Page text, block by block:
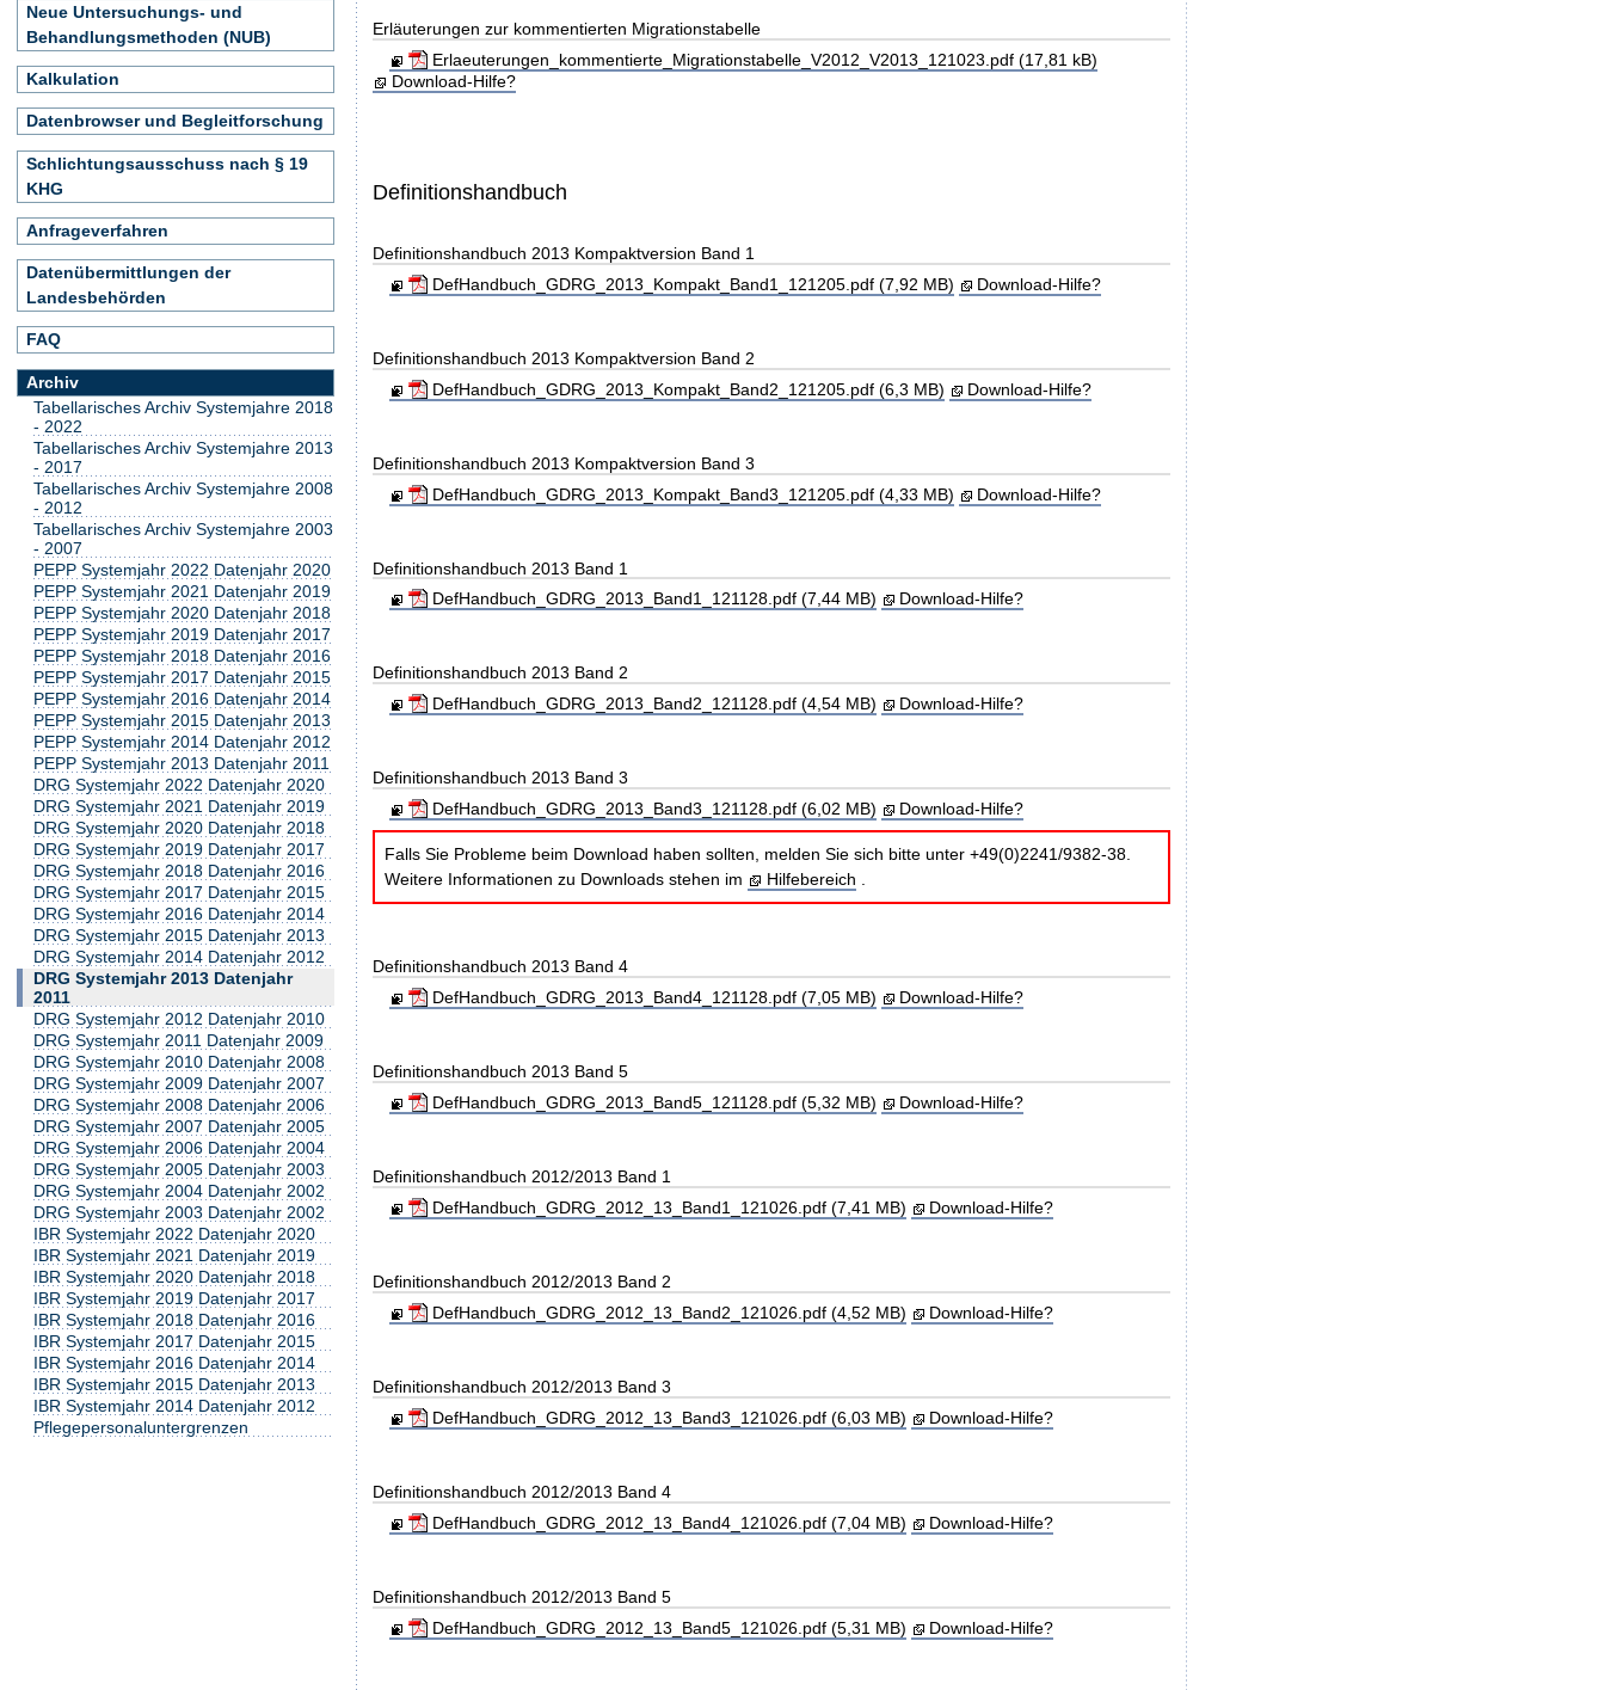
Erläuterungen zur kommentierten Migrationstabelle
Erlaeuterungen_kommentierte_Migrationstabelle_V2012_V2013_121023.pdf (17,81 kB)
Download-Hilfe?
Definitionshandbuch
Definitionshandbuch 2013 Kompaktversion Band 1
DefHandbuch_GDRG_2013_Kompakt_Band1_121205.pdf (7,92 MB)
Download-Hilfe?
Definitionshandbuch 2013 Kompaktversion Band 2
DefHandbuch_GDRG_2013_Kompakt_Band2_121205.pdf (6,3 MB)
Download-Hilfe?
Definitionshandbuch 2013 Kompaktversion Band 3
DefHandbuch_GDRG_2013_Kompakt_Band3_121205.pdf (4,33 MB)
Download-Hilfe?
Definitionshandbuch 2013 Band 1
DefHandbuch_GDRG_2013_Band1_121128.pdf (7,44 MB)
Download-Hilfe?
Definitionshandbuch 2013 Band 2
DefHandbuch_GDRG_2013_Band2_121128.pdf (4,54 MB)
Download-Hilfe?
Definitionshandbuch 2013 Band 3
DefHandbuch_GDRG_2013_Band3_121128.pdf (6,02 MB)
Download-Hilfe?
Falls Sie Probleme beim Download haben sollten, melden Sie sich bitte unter +49(0)2241/9382-38.
Weitere Informationen zu Downloads stehen im
Hilfebereich .
Definitionshandbuch 2013 Band 4
DefHandbuch_GDRG_2013_Band4_121128.pdf (7,05 MB)
Download-Hilfe?
Definitionshandbuch 2013 Band 5
DefHandbuch_GDRG_2013_Band5_121128.pdf (5,32 MB)
Download-Hilfe?
Definitionshandbuch 2012/2013 Band 1
DefHandbuch_GDRG_2012_13_Band1_121026.pdf (7,41 MB)
Download-Hilfe?
Definitionshandbuch 2012/2013 Band 2
DefHandbuch_GDRG_2012_13_Band2_121026.pdf (4,52 MB)
Download-Hilfe?
Definitionshandbuch 2012/2013 Band 3
DefHandbuch_GDRG_2012_13_Band3_121026.pdf (6,03 MB)
Download-Hilfe?
Definitionshandbuch 2012/2013 Band 4
DefHandbuch_GDRG_2012_13_Band4_121026.pdf (7,04 MB)
Download-Hilfe?
Definitionshandbuch 2012/2013 Band 5
DefHandbuch_GDRG_2012_13_Band5_121026.pdf (5,31 MB)
Download-Hilfe?
Neue Untersuchungs- und
Behandlungsmethoden (NUB)
Kalkulation
Datenbrowser und Begleitforschung
Schlichtungsausschuss nach § 19
KHG
Anfrageverfahren
Datenübermittlungen der
Landesbehörden
FAQ
Archiv
Tabellarisches Archiv Systemjahre 2018
- 2022
Tabellarisches Archiv Systemjahre 2013
- 2017
Tabellarisches Archiv Systemjahre 2008
- 2012
Tabellarisches Archiv Systemjahre 2003
- 2007
PEPP Systemjahr 2022 Datenjahr 2020
PEPP Systemjahr 2021 Datenjahr 2019
PEPP Systemjahr 2020 Datenjahr 2018
PEPP Systemjahr 2019 Datenjahr 2017
PEPP Systemjahr 2018 Datenjahr 2016
PEPP Systemjahr 2017 Datenjahr 2015
PEPP Systemjahr 2016 Datenjahr 2014
PEPP Systemjahr 2015 Datenjahr 2013
PEPP Systemjahr 2014 Datenjahr 2012
PEPP Systemjahr 2013 Datenjahr 2011
DRG Systemjahr 2022 Datenjahr 2020
DRG Systemjahr 2021 Datenjahr 2019
DRG Systemjahr 2020 Datenjahr 2018
DRG Systemjahr 2019 Datenjahr 2017
DRG Systemjahr 2018 Datenjahr 2016
DRG Systemjahr 2017 Datenjahr 2015
DRG Systemjahr 2016 Datenjahr 2014
DRG Systemjahr 2015 Datenjahr 2013
DRG Systemjahr 2014 Datenjahr 2012
DRG Systemjahr 2013 Datenjahr
2011
DRG Systemjahr 2012 Datenjahr 2010
DRG Systemjahr 2011 Datenjahr 2009
DRG Systemjahr 2010 Datenjahr 2008
DRG Systemjahr 2009 Datenjahr 2007
DRG Systemjahr 2008 Datenjahr 2006
DRG Systemjahr 2007 Datenjahr 2005
DRG Systemjahr 2006 Datenjahr 2004
DRG Systemjahr 2005 Datenjahr 2003
DRG Systemjahr 2004 Datenjahr 2002
DRG Systemjahr 2003 Datenjahr 2002
IBR Systemjahr 2022 Datenjahr 2020
IBR Systemjahr 2021 Datenjahr 2019
IBR Systemjahr 2020 Datenjahr 2018
IBR Systemjahr 2019 Datenjahr 2017
IBR Systemjahr 2018 Datenjahr 2016
IBR Systemjahr 2017 Datenjahr 2015
IBR Systemjahr 2016 Datenjahr 2014
IBR Systemjahr 2015 Datenjahr 2013
IBR Systemjahr 2014 Datenjahr 2012
Pflegepersonaluntergrenzen